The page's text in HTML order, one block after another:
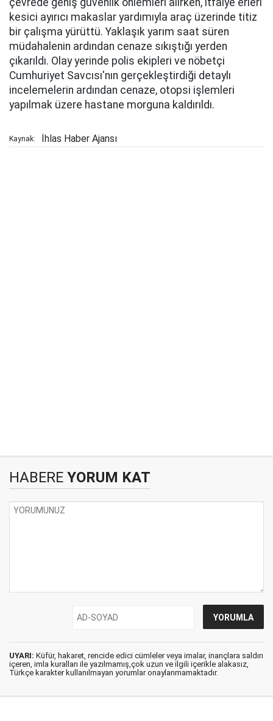
kesici ayırıcı makaslar yardımıyla araç üzerinde titiz
bir çalışma yürüttü. Yaklaşık yarım saat süren
müdahalenin ardından cenaze sıkıştığı yerden
çıkarıldı. Olay yerinde polis ekipleri ve nöbetçi
Cumhuriyet Savcısı'nın gerçekleştirdiği detaylı
incelemelerin ardından cenaze, otopsi işlemleri
yapılmak üzere hastane morguna kaldırıldı.
Kaynak: İhlas Haber Ajansı
HABERE YORUM KAT
UYARI: Küfür, hakaret, rencide edici cümleler veya imalar, inançlara saldırı
içeren, imla kuralları ile yazılmamış,çok uzun ve ilgili içerikle alakasız,
Türkçe karakter kullanılmayan yorumlar onaylanmamaktadır.